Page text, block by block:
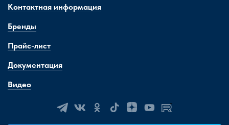
Контактная информация
Бренды
Прайс-лист
Документация
Видео